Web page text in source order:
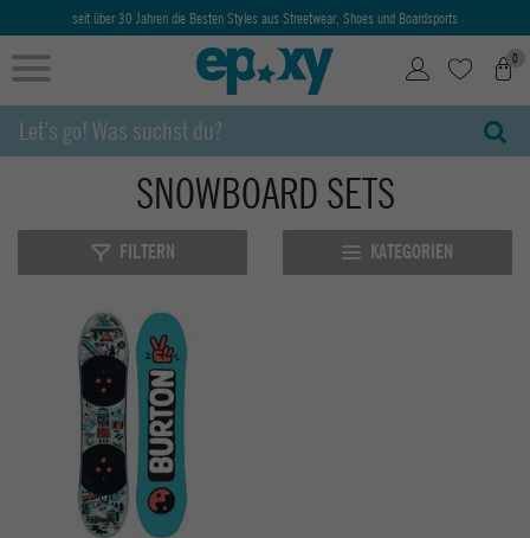
seit über 30 Jahren die Besten Styles aus Streetwear, Shoes und Boardsports
0
SNOWBOARD SETS
FILTERN KATEGORIEN